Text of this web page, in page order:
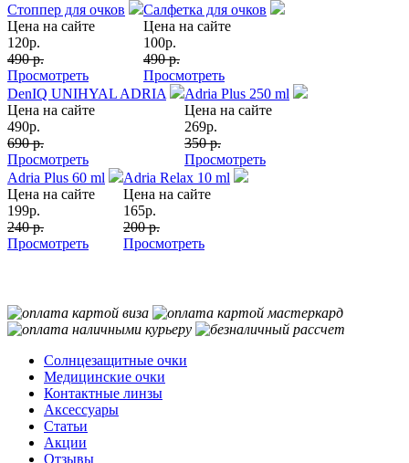
Стоппер для очков
Цена на сайте
120р.
490 р.
Просмотреть
Салфетка для очков
Цена на сайте
100р.
490 р.
Просмотреть
DenIQ UNIHYAL ADRIA
Цена на сайте
490р.
690 р.
Просмотреть
Adria Plus 250 ml
Цена на сайте
269р.
350 р.
Просмотреть
Adria Plus 60 ml
Цена на сайте
199р.
240 р.
Просмотреть
Adria Relax 10 ml
Цена на сайте
165р.
200 р.
Просмотреть
Солнцезащитные очки
Медицинские очки
Контактные линзы
Аксессуары
Статьи
Акции
Отзывы